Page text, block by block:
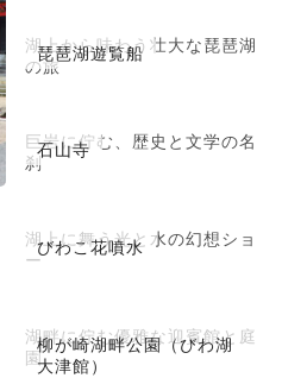
琵琶湖遊覧船
湖上から味わう壮大な琵琶湖
の旅
石山寺
巨岩に佇む、歴史と文学の名
刹
びわこ花噴水
湖上に舞う光と水の幻想ショ
ー
柳が崎湖畔公園（びわ湖
大津館）
湖畔に佇む優雅な迎賓館と庭
園